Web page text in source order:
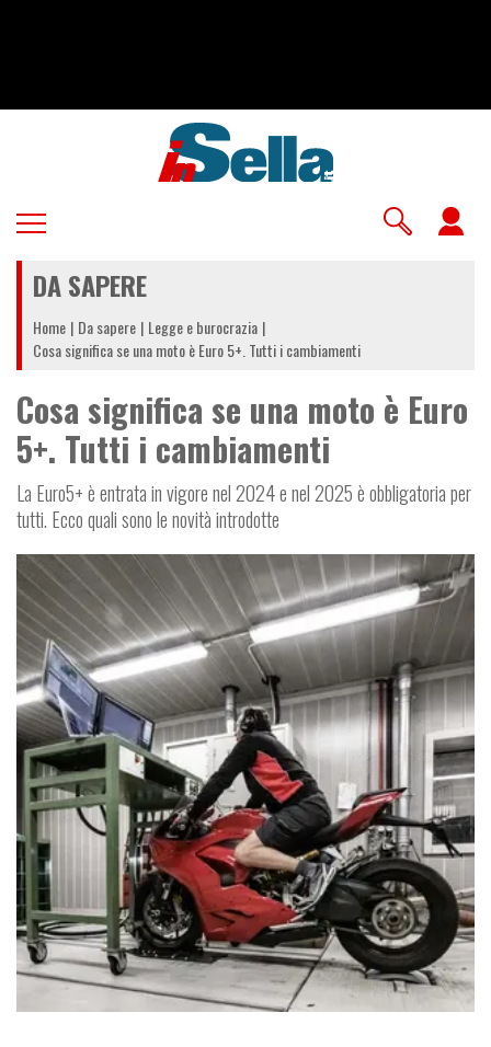
DA SAPERE
Home Da sapere Legge e burocrazia
Cosa significa se una moto è Euro 5+. Tutti i cambiamenti
Cosa significa se una moto è Euro
5+. Tutti i cambiamenti
La Euro5+ è entrata in vigore nel 2024 e nel 2025 è obbligatoria per
tutti. Ecco quali sono le novità introdotte